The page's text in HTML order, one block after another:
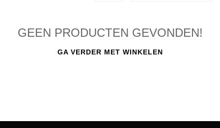
GEEN PRODUCTEN GEVONDEN!
GA VERDER MET WINKELEN